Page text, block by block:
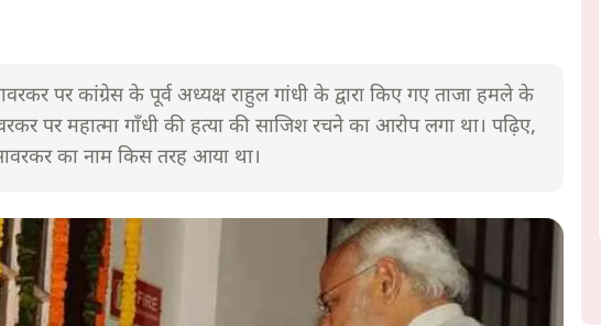
पर कांग्रेस के पूर्व अध्यक्ष राहुल गांधी के द्वारा किए गए ताजा हमले के
पर महात्मा गाँधी की हत्या की साजिश रचने का आरोप लगा था। पढ़िए,
का नाम किस तरह आया था।